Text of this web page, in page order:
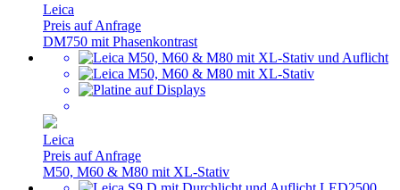
Leica
Preis auf Anfrage
DM750 mit Phasenkontrast
Leica
Preis auf Anfrage
M50, M60 & M80 mit XL-Stativ